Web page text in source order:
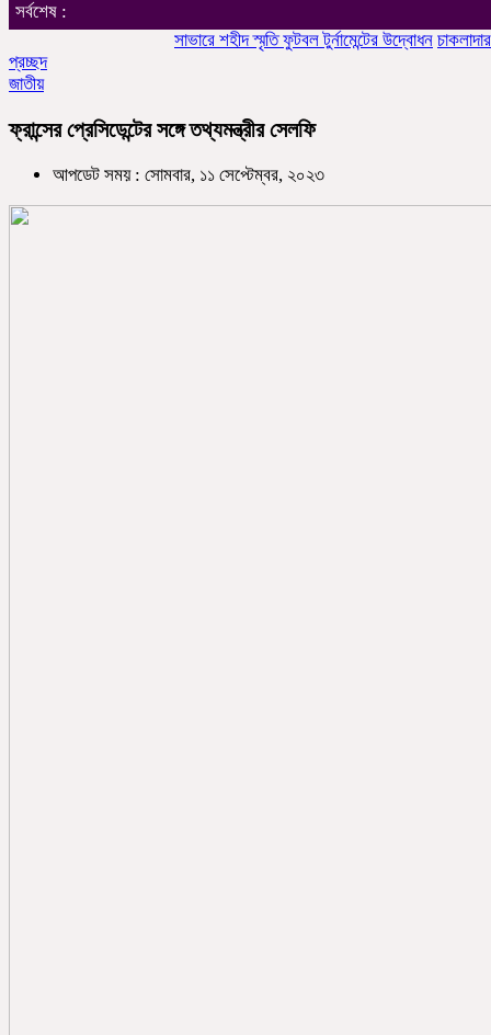
সর্বশেষ :
সাভারে শহীদ স্মৃতি ফুটবল টুর্নামেন্টের উদ্বোধন চাকলাদার
প্রচ্ছদ
জাতীয়
ফ্রান্সের প্রেসিডেন্টের সঙ্গে তথ্যমন্ত্রীর সেলফি
আপডেট সময় : সোমবার, ১১ সেপ্টেম্বর, ২০২৩